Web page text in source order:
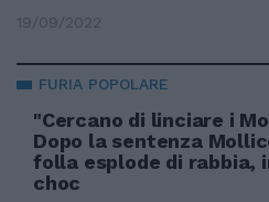
19/09/2022
FURIA POPOLARE
"Cercano di linciare i
Dopo la sentenza
folla esplode di rabbia,
choc